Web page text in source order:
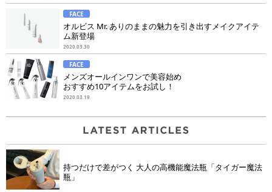
FACE
オルビス Mr. ありのままの魅力を引き出すメイクアイテ
ム新登場
2020.03.30
FACE
メンズオールインワンで美容始め
おすすめ10アイテムをお試し！
2020.03.19
持つだけで差がつく 大人の高機能魔法瓶「タイガー魔法
瓶」